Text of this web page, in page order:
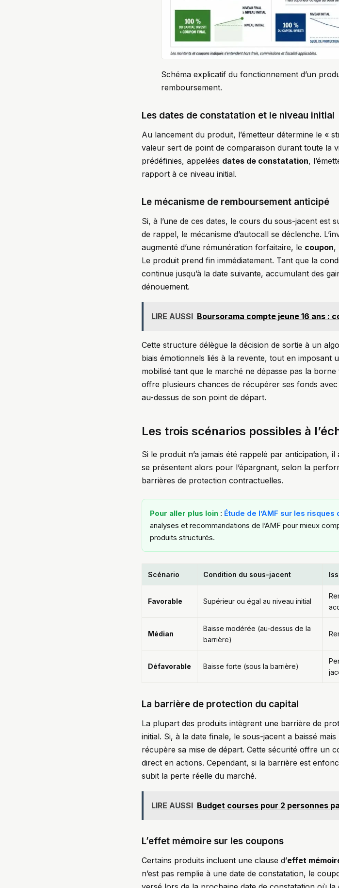
Schéma explicatif du fonctionnement d’un
remboursement.
Les dates de constatation et le niveau initial
Au lancement du produit, l’émetteur détermine le «
valeur sert de point de comparaison durant toute la
prédéfinies, appelées dates de constatation,
rapport à ce niveau initial.
Le mécanisme de remboursement anticipé
Si, à l’une de ces dates, le cours du sous-jacent est
de rappel, le mécanisme d’autocall se déclenche.
augmenté d’une rémunération forfaitaire, le coupon,
Le produit prend fin immédiatement. Tant que la
continue jusqu’à la date suivante, accumulant des
dénouement.
LIRE AUSSI Boursorama compte jeune 16 ans :
Cette structure délègue la décision de sortie à un
biais émotionnels liés à la revente, tout en imposant
mobilisé tant que le marché ne dépasse pas la
offre plusieurs chances de récupérer ses fonds
au-dessus de son point de départ.
Les trois scénarios possibles à
Si le produit n’a jamais été rappelé par anticipation,
se présentent alors pour l’épargnant, selon la
barrières de protection contractuelles.
Pour aller plus loin : Étude de l’AMF sur les
analyses et recommandations de l’AMF pour mieux
produits structurés.
Scénario Condition du sous-jacent
Favorable Supérieur ou égal au niveau initial
Médian
Baisse modérée (au-dessus de la
barrière)
Défavorable Baisse forte (sous la barrière)
La barrière de protection du capital
La plupart des produits intègrent une barrière de
initial. Si, à la date finale, le sous-jacent a baissé
récupère sa mise de départ. Cette sécurité offre un
direct en actions. Cependant, si la barrière est
subit la perte réelle du marché.
LIRE AUSSI Budget courses pour 2 personnes
L’effet mémoire sur les coupons
Certains produits incluent une clause d’effet
n’est pas remplie à une date de constatation, le